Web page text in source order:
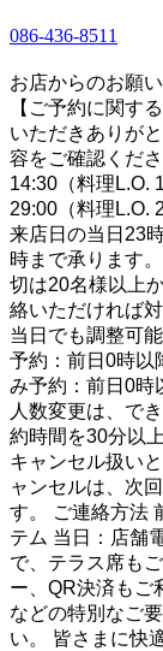
086-436-8511
お店からのお願い
【ご予約に関す
いただきありが
容をご確認くだ
14:30（料理L.O.
29:00（料理L.O.
来店日の当日23
時まで承ります
切は20名様以上
絡いただければ
当日でも調整可
予約：前日0時以
み予約：前日0時
人数変更は、で
約時間を30分以
キャンセル扱い
ャンセルは、次
す。 ご連絡方法
テム 当日：店舗
で、テラス席も
ー、QR決済もご
などの特別なご
い。 皆さまに快